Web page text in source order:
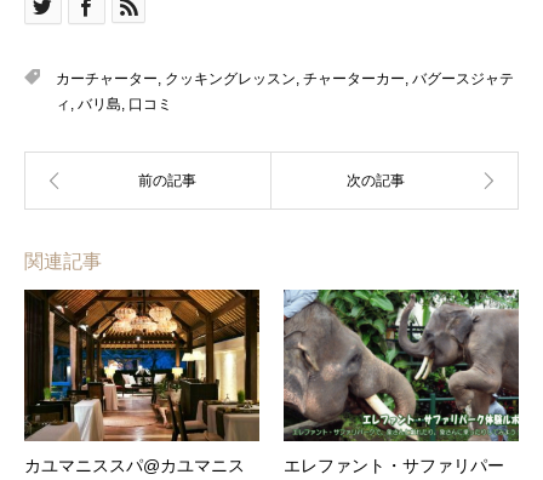
カーチャーター, クッキングレッスン, チャーターカー, バグースジャテ
ィ , バリ島, 口コミ
関連記事
カユマニススパ@カユマニス
エレファント・サファリパー